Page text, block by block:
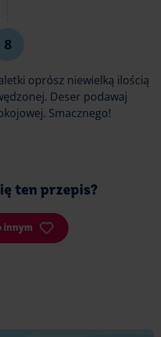
oprósz niewielką ilością
Deser podawaj
Smacznego!
ten przepis?
innym